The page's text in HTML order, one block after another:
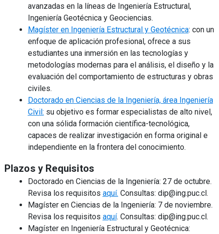
avanzadas en la líneas de Ingeniería Estructural,
Ingeniería Geotécnica y Geociencias.
Magíster en Ingeniería Estructural y Geotécnica: con un
enfoque de aplicación profesional, ofrece a sus
estudiantes una inmersión en las tecnologías y
metodologías modernas para el análisis, el diseño y la
evaluación del comportamiento de estructuras y obras
civiles.
Doctorado en Ciencias de la Ingeniería, área Ingeniería
Civil: su objetivo es formar especialistas de alto nivel,
con una sólida formación científica-tecnológica,
capaces de realizar investigación en forma original e
independiente en la frontera del conocimiento.
Plazos y Requisitos
Doctorado en Ciencias de la Ingeniería: 27 de octubre.
Revisa los requisitos aquí. Consultas: dip@ing.puc.cl.
Magíster en Ciencias de la Ingeniería: 7 de noviembre.
Revisa los requisitos aquí. Consultas: dip@ing.puc.cl.
Magíster en Ingeniería Estructural y Geotécnica: